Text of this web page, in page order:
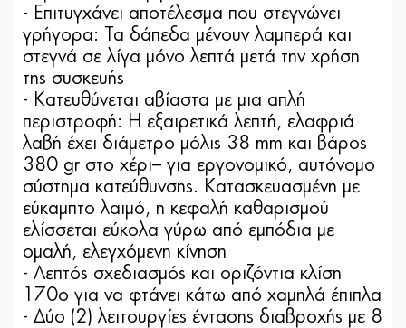
- Επιτυγχάνει αποτέλεσμα που στεγνώνει
γρήγορα: Τα δάπεδα μένουν λαμπερά και
στεγνά σε λίγα μόνο λεπτά μετά την χρήση
της συσκευής
- Κατευθύνεται αβίαστα με μια απλή
περιστροφή: Η εξαιρετικά λεπτή, ελαφριά
λαβή έχει διάμετρο μόλις 38 mm και βάρος
380 gr στο χέρι– για εργονομικό, αυτόνομο
σύστημα κατεύθυνσης. Κατασκευασμένη με
εύκαμπτο λαιμό, η κεφαλή καθαρισμού
ελίσσεται εύκολα γύρω από εμπόδια με
ομαλή, ελεγχόμενη κίνηση
- Λεπτός σχεδιασμός και οριζόντια κλίση
170o για να φτάνει κάτω από χαμηλά έπιπλα
- Δύο (2) λειτουργίες έντασης διαβροχής με 8